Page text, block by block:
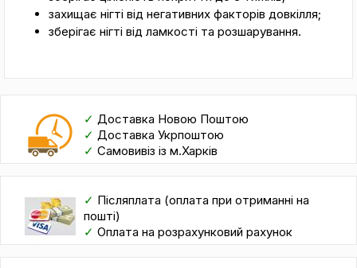
захищає нігті від негативних факторів довкілля;
зберігає нігті від ламкості та розшарування.
✓ Доставка Новою Поштою
✓ Доставка Укрпоштою
✓ Самовивіз із м.Харків
✓ Післяплата (оплата при отриманні на
пошті)
✓ Оплата на розрахунковий рахунок